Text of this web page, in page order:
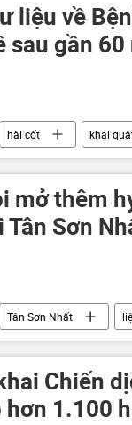
liệu về
gần 60
hài cốt khai
tranh chiến
mở thêm
Sơn
Tân Sơn Nhất
Việt Nam
Chiến
1.100